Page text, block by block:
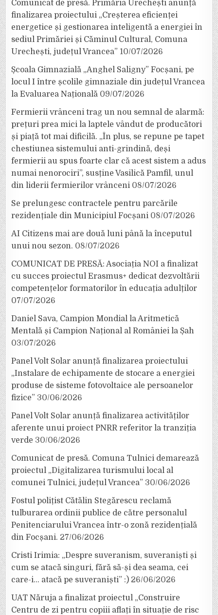
Comunicat de presă. Primăria Urechești anunță
finalizarea proiectului „Creșterea eficienței
energetice și gestionarea inteligentă a energiei în
sediul Primăriei și Căminul Cultural, Comuna
Urechești, județul Vrancea” 10/07/2026
Școala Gimnazială „Anghel Saligny” Focșani, pe
locul I între școlile gimnaziale din județul Vrancea
la Evaluarea Națională 09/07/2026
Fermierii vrânceni trag un nou semnal de alarmă:
prețuri prea mici la laptele vândut de producători
și piață tot mai dificilă. „În plus, se repune pe tapet
chestiunea sistemului anti-grindină, deși
fermierii au spus foarte clar că acest sistem a adus
numai nenorociri”, susține Vasilică Pamfil, unul
din liderii fermierilor vrânceni 08/07/2026
Se prelungesc contractele pentru parcările
rezidențiale din Municipiul Focșani 08/07/2026
AI Citizens mai are două luni până la începutul
unui nou sezon. 08/07/2026
COMUNICAT DE PRESĂ: Asociația NOI a finalizat
cu succes proiectul Erasmus+ dedicat dezvoltării
competențelor formatorilor în educația adulților
07/07/2026
Daniel Sava, Campion Mondial la Aritmetică
Mentală și Campion Național al României la Șah
03/07/2026
Panel Volt Solar anunță finalizarea proiectului
„Instalare de echipamente de stocare a energiei
produse de sisteme fotovoltaice ale persoanelor
fizice” 30/06/2026
Panel Volt Solar anunță finalizarea activităților
aferente unui proiect PNRR referitor la tranziția
verde 30/06/2026
Comunicat de presă. Comuna Tulnici demarează
proiectul „Digitalizarea turismului local al
comunei Tulnici, județul Vrancea” 30/06/2026
Fostul polițist Cătălin Stegărescu reclamă
tulburarea ordinii publice de către personalul
Penitenciarului Vrancea într-o zonă rezidențială
din Focșani. 27/06/2026
Cristi Irimia: „Despre suveranism, suveraniști și
cum se atacă singuri, fără să-și dea seama, cei
care-i… atacă pe suveraniști” :) 26/06/2026
UAT Năruja a finalizat proiectul „Construire
Centru de zi pentru copiii aflați în situație de risc